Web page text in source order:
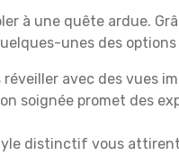
à une quête ardue.
unes des
réveiller avec des vues
soignée promet des
distinctif vous